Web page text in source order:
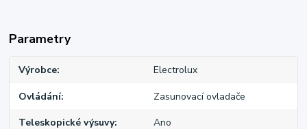
Parametry
Výrobce Electrolux
Ovládání Zasunovací ovladače
Teleskopické výsuvy Ano